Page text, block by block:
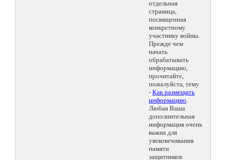
отдельная
страница,
посвященная
конкретному
участнику войны.
Прежде чем
начать
обрабатывать
информацию,
прочитайте,
пожалуйста, тему
- Как размещать
информацию.
Любая Ваша
дополнительная
информация очень
важна для
увековечивания
памяти
защитников